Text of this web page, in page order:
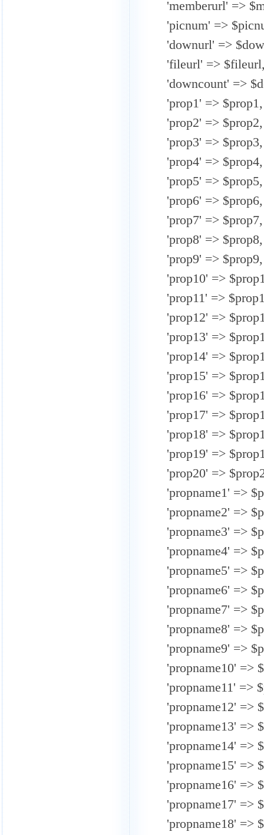
'memberurl' =>
'picnum' =>
'downurl' =>
'fileurl' =>
'downcount' =>
'prop1' => $prop1,
'prop2' => $prop2,
'prop3' => $prop3,
'prop4' => $prop4,
'prop5' => $prop5,
'prop6' => $prop6,
'prop7' => $prop7,
'prop8' => $prop8,
'prop9' => $prop9,
'prop10' =>
'prop11' =>
'prop12' =>
'prop13' =>
'prop14' =>
'prop15' =>
'prop16' =>
'prop17' =>
'prop18' =>
'prop19' =>
'prop20' =>
'propname1' =>
'propname2' =>
'propname3' =>
'propname4' =>
'propname5' =>
'propname6' =>
'propname7' =>
'propname8' =>
'propname9' =>
'propname10' =>
'propname11' =>
'propname12' =>
'propname13' =>
'propname14' =>
'propname15' =>
'propname16' =>
'propname17' =>
'propname18' =>